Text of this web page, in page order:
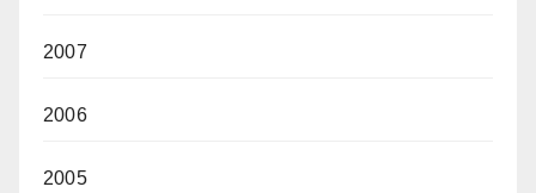
2007
2006
2005